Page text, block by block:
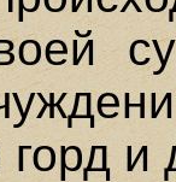
горд